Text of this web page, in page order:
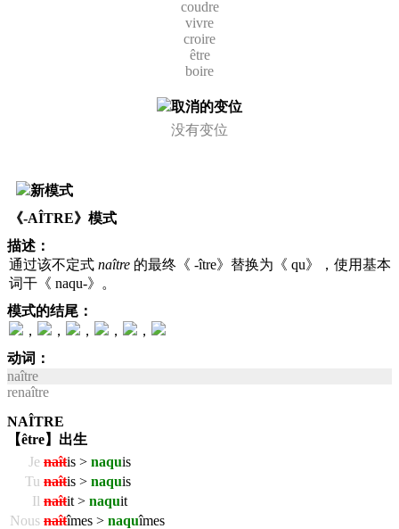
coudre
vivre
croire
être
boire
取消的变位
没有变位
新模式
《-AÎTRE》模式
描述：
通过该不定式 naître 的最终《 -ître》替换为《 qu》，使用基本
词干《 naqu-》。
模式的结尾：
，
， ， ，
，
动词：
naître
renaître
NAÎTRE
【être】出生
Je naîtis > naquis
Tu naîtis > naquis
Il naîtit > naquit
Nous naîtîmes > naquîmes